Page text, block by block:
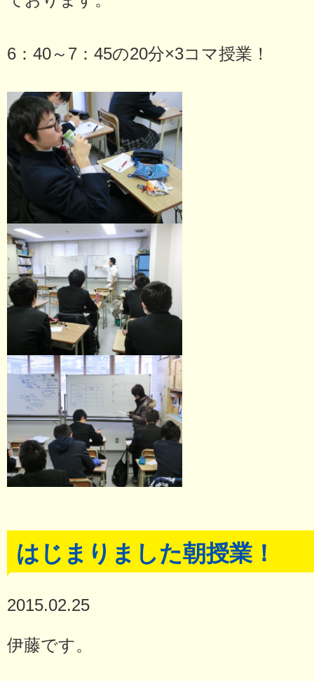
6：40～7：45の20分×3コマ授業！
はじまりました朝授業！
2015.02.25
伊藤です。